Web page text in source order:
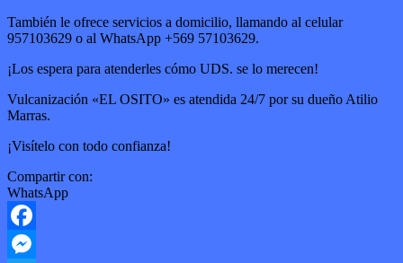
También le ofrece servicios a domicilio, llamando al celular
957103629 o al WhatsApp +569 57103629.
¡Los espera para atenderles cómo UDS. se lo merecen!
Vulcanización «EL OSITO» es atendida 24/7 por su dueño Atilio
Marras.
¡Visítelo con todo confianza!
Compartir con:
WhatsApp
Facebook